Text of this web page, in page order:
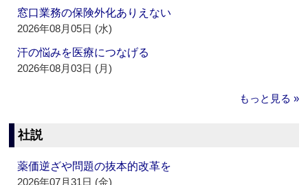
窓口業務の保険外化ありえない
2026年08月05日 (水)
汗の悩みを医療につなげる
2026年08月03日 (月)
もっと見る »
社説
薬価逆ざや問題の抜本的改革を
2026年07月31日 (金)